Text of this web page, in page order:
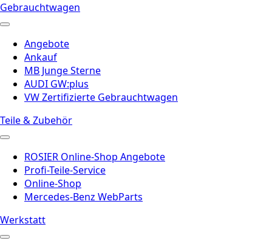
Gebrauchtwagen
Angebote
Ankauf
MB Junge Sterne
AUDI GW:plus
VW Zertifizierte Gebrauchtwagen
Teile & Zubehör
ROSIER Online-Shop Angebote
Profi-Teile-Service
Online-Shop
Mercedes-Benz WebParts
Werkstatt